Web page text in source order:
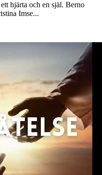
hjärta och en själ. Berno
Imse...